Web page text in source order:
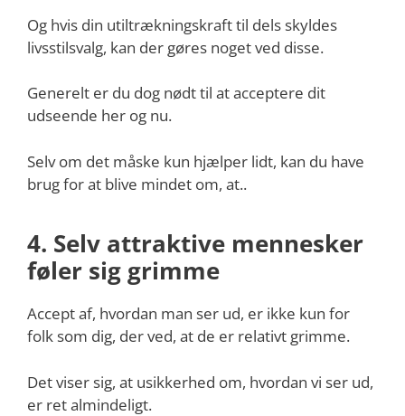
Og hvis din utiltrækningskraft til dels skyldes
livsstilsvalg, kan der gøres noget ved disse.
Generelt er du dog nødt til at acceptere dit
udseende her og nu.
Selv om det måske kun hjælper lidt, kan du have
brug for at blive mindet om, at..
4. Selv attraktive mennesker
føler sig grimme
Accept af, hvordan man ser ud, er ikke kun for
folk som dig, der ved, at de er relativt grimme.
Det viser sig, at usikkerhed om, hvordan vi ser ud,
er ret almindeligt.